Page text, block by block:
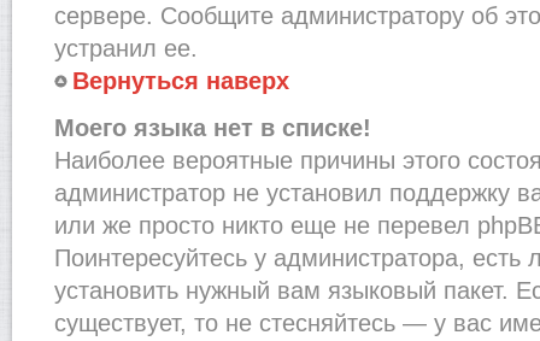
сервере. Сообщите администратору об
устранил ее.
Вернуться наверх
Моего языка нет в списке!
Наиболее вероятные причины этого
администратор не установил поддержку
или же просто никто еще не перевел
Поинтересуйтесь у администратора, есть
установить нужный вам языковый пакет.
существует, то не стесняйтесь — у вас